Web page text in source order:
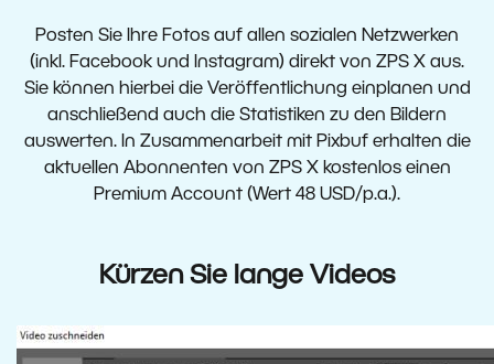
Posten Sie Ihre Fotos auf allen sozialen Netzwerken
(inkl. Facebook und Instagram) direkt von ZPS X aus.
Sie können hierbei die Veröffentlichung einplanen und
anschließend auch die Statistiken zu den Bildern
auswerten. In Zusammenarbeit mit Pixbuf erhalten die
aktuellen Abonnenten von ZPS X kostenlos einen
Premium Account (Wert 48 USD/p.a.).
Kürzen Sie lange Videos